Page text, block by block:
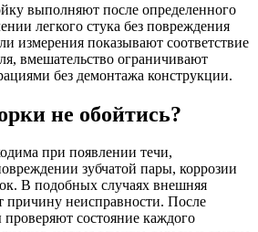
выполняют после определенного
легкого стука без повреждения
измерения показывают соответствие
вмешательство ограничивают
без демонтажа конструкции.
не обойтись?
при появлении течи,
зубчатой пары, коррозии
В подобных случаях внешняя
причину неисправности. После
состояние каждого